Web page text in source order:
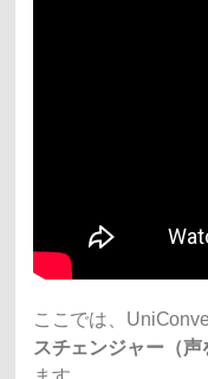
ここでは、
スチェンジャー（